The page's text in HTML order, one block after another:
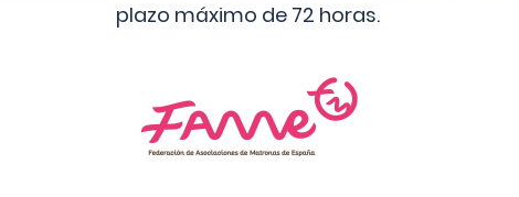
plazo máximo de 72 horas.